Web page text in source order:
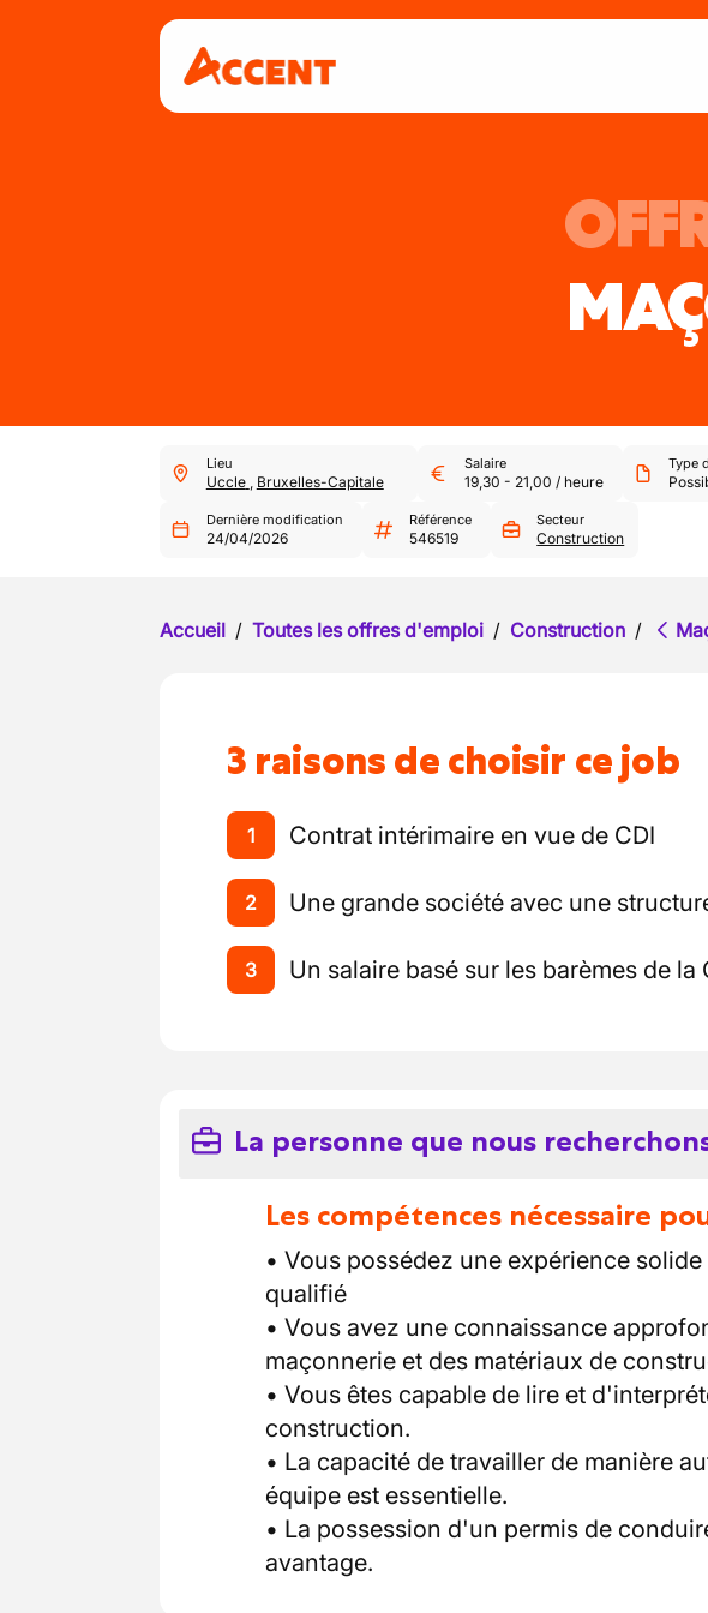
Lieu
Uccle , Bruxelles-Capitale
Salaire
19,30 - 21,00 / heure
Type
Dernière modification
24/04/2026
Référence
546519
Secteur
Construction
Accueil / Toutes les offres d'emploi / Construction /
3 raisons de choisir ce job
1 Contrat intérimaire en vue de CDI
2 Une grande société avec une
3 Un salaire basé sur les barèmes de la
La personne que nous
Les compétences nécessaire
• Vous possédez une expérience
qualifié
• Vous avez une connaissance
maçonnerie et des matériaux de
• Vous êtes capable de lire et
construction.
• La capacité de travailler de manière
équipe est essentielle.
• La possession d'un permis de
avantage.